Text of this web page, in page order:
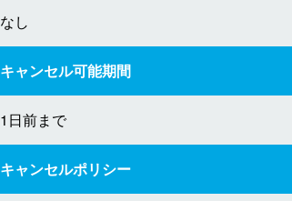
なし
キャンセル可能期間
1日前まで
キャンセルポリシー